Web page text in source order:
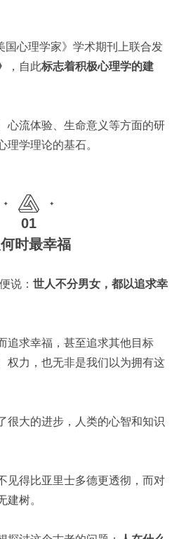
国心理学家》学术期刊上联合发
，自此标志着积极心理学的建
心流体验、生命意义等方面的研
理学理论的基石。
01
何时最幸福
说： 世人不分男女，都以追求幸
追求幸福，甚至追求其他目标
力，也无非是我们以为拥有这
很大的进步，人类的心智和知识
见得比亚里士多德更透彻，而对
建树。